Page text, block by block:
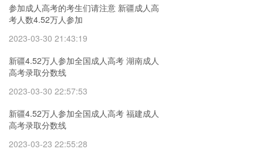
参加成人高考的考生们请注意 新疆成人高
考人数4.52万人参加
2023-03-30 21:43:19
新疆4.52万人参加全国成人高考 湖南成人
高考录取分数线
2023-03-30 22:57:53
新疆4.52万人参加全国成人高考 福建成人
高考录取分数线
2023-03-23 22:55:28